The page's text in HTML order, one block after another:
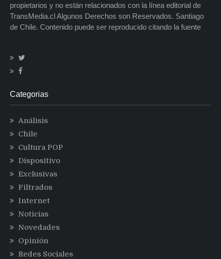
propietarios y no están relacionados con la línea editorial de
TransMedia.cl Algunos Derechos son Reservados. Santiago
de Chile. Contenido puede ser reproducido citando la fuente
Categorias
Análisis
Chile
Cultura POP
Dispositivo
Exclusivas
Filtrados
Internet
Noticias
Novedades
Opinión
Redes Sociales